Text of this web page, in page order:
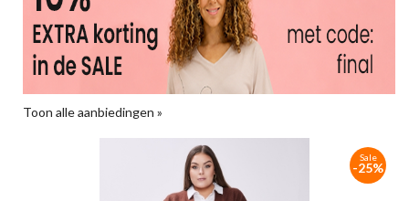
Toon alle aanbiedingen »
Sale
-25%